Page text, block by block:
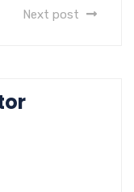
Next post